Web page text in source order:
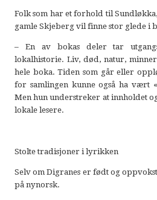
Folk som har et forhold til
gamle Skjeberg vil finne stor glede i
– En av bokas deler tar
lokalhistorie. Liv, død, natur,
hele boka. Tiden som går eller
for samlingen kunne også ha vært
Men hun understreker at innholdet
lokale lesere.
Stolte tradisjoner i lyrikken
Selv om Digranes er født og
på nynorsk.